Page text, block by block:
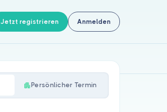
Jetzt registrieren Anmelden
Persönlicher Termin